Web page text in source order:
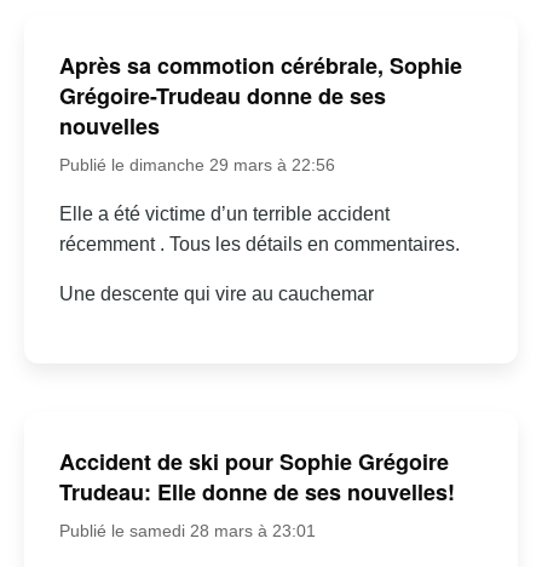
Après sa commotion cérébrale, Sophie
Grégoire-Trudeau donne de ses
nouvelles
Publié le dimanche 29 mars à 22:56
Elle a été victime d’un terrible accident
récemment . Tous les détails en commentaires.
Une descente qui vire au cauchemar
Accident de ski pour Sophie Grégoire
Trudeau: Elle donne de ses nouvelles!
Publié le samedi 28 mars à 23:01